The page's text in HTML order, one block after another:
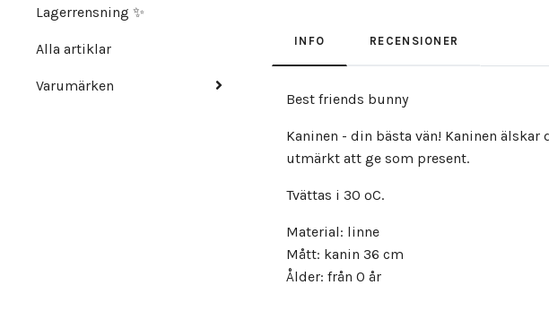
Lagerrensning ✨
Alla artiklar
Varumärken
INFO RECENSIONER
Best friends bunny
Kaninen - din bästa vän! Kaninen
utmärkt att ge som present.
Tvättas i 30 ºC.
Material: linne
Mått: kanin 36 cm
Ålder: från 0 år